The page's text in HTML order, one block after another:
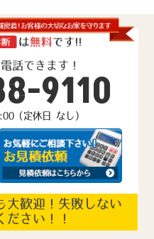
話できます！
9110
（定休日 なし）
大歓迎！失敗しない
ださい！！